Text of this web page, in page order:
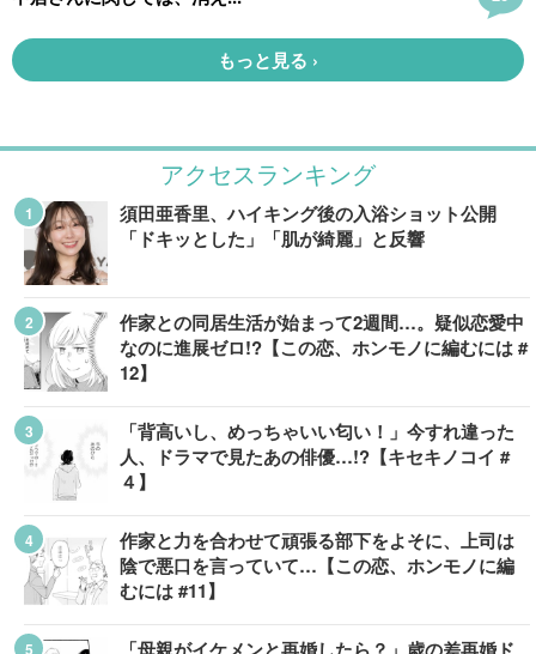
アクセスランキング
須田亜香里、ハイキング後の入浴ショット公開
「ドキッとした」「肌が綺麗」と反響
作家との同居生活が始まって2週間…。疑似恋愛中
なのに進展ゼロ!?【この恋、ホンモノに編むには #
12】
「背高いし、めっちゃいい匂い！」今すれ違った
人、ドラマで見たあの俳優…!?【キセキノコイ #
４】
作家と力を合わせて頑張る部下をよそに、上司は
陰で悪口を言っていて…【この恋、ホンモノに編
むには #11】